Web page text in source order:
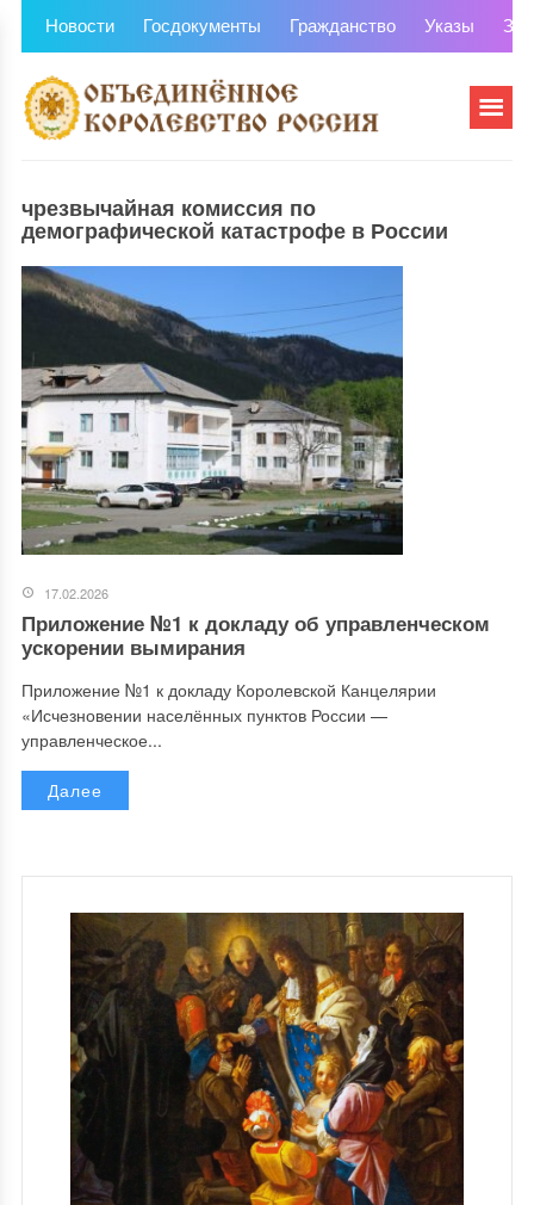
Новости Госдокументы Гражданство Указы
чрезвычайная комиссия по
демографической катастрофе в России
17.02.2026
Приложение №1 к докладу об управленческом
ускорении вымирания
Приложение №1 к докладу Королевской Канцелярии
«Исчезновении населённых пунктов России —
управленческое...
Далее